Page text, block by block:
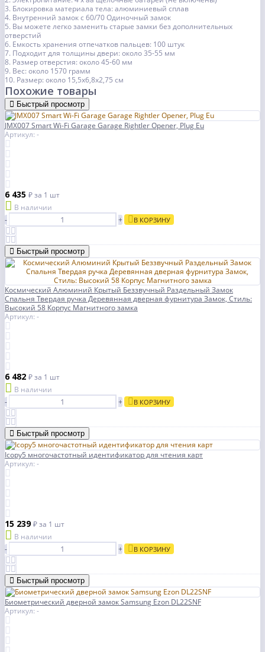
3. Блокировка материала тела: алюминиевый сплав
4. Внутренний замок с 60/70 Одиночный замок
5. Вы можете легко заменить старые замки без дополнительных
отверстий
6. Емкость хранения отпечатков пальцев: 100 штук
7. Подходит для толщины двери: около 35-55 мм
8. Размер отверстия: около 45-60 мм
9. Вес: около 1570 грамм
10. Размер: около 15,5x6,8х2,75 см
Похожие товары
Быстрый просмотр
JMX007 Smart Wi-Fi Garage Garage Rightler Opener, Plug Eu
Артикул: -
6 435 ₽за 1 шт
В наличии
-
+ В КОРЗИНУ
Быстрый просмотр
Космический Алюминий Крытый Беззвучный Раздельный Замок
Спальня Твердая ручка Деревянная дверная фурнитура Замок, Стиль:
Высокий 58 Корпус Магнитного замка
Артикул: -
6 482 ₽за 1 шт
В наличии
-
+ В КОРЗИНУ
Быстрый просмотр
Icopy5 многочастотный идентификатор для чтения карт
Артикул: -
15 239₽за 1 шт
В наличии
-
+ В КОРЗИНУ
Быстрый просмотр
Биометрический дверной замок Samsung Ezon DL22SNF
Артикул: -